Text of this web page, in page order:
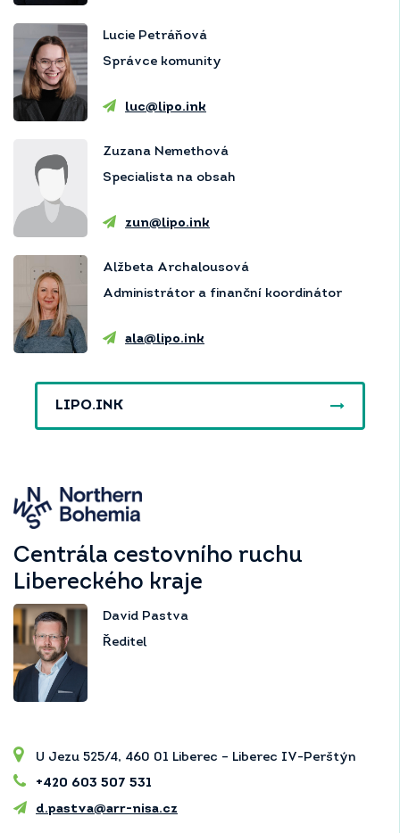
Lucie Petráňová
Správce komunity
luc@lipo.ink
Zuzana Nemethová
Specialista na obsah
zun@lipo.ink
Alžbeta Archalousová
Administrátor a finanční koordinátor
ala@lipo.ink
LIPO.INK
Centrála cestovního ruchu
Libereckého kraje
David Pastva
Ředitel
U Jezu 525/4, 460 01 Liberec – Liberec IV-Perštýn
+420 603 507 531
d.pastva@arr-nisa.cz